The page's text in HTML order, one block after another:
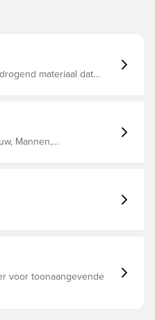
materiaal dat
Mannen,
voor toonaangevende